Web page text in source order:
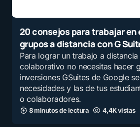
20 consejos para trabajar en
grupos a distancia con G
Para lograr un trabajo a
colaborativo no necesitas hacer
inversiones GSuites de Google
necesidades y las de tus
o colaboradores.
8 minutos de lectura 4,4K vistas